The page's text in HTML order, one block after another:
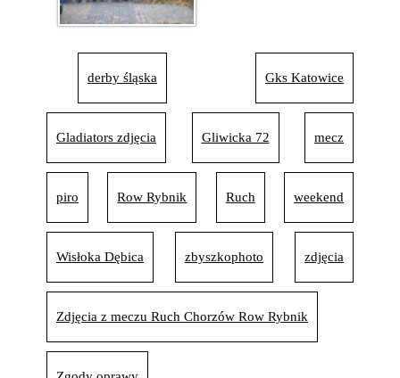
derby śląska Gks Katowice
Gladiators zdjęcia Gliwicka 72 mecz
piro Row Rybnik Ruch weekend
Wisłoka Dębica zbyszkophoto zdjęcia
Zdjęcia z meczu Ruch Chorzów Row Rybnik